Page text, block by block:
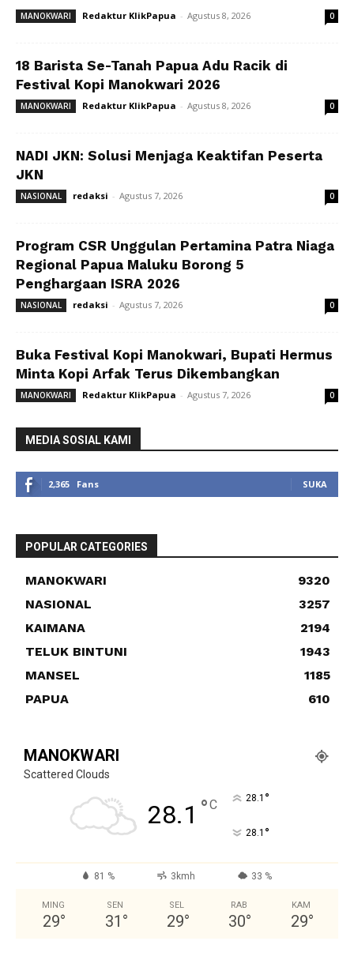
MANOKWARI Redaktur KlikPapua - Agustus 8, 2026 0
18 Barista Se-Tanah Papua Adu Racik di
Festival Kopi Manokwari 2026
MANOKWARI Redaktur KlikPapua - Agustus 8, 2026 0
NADI JKN: Solusi Menjaga Keaktifan Peserta
JKN
NASIONAL redaksi - Agustus 7, 2026 0
Program CSR Unggulan Pertamina Patra Niaga
Regional Papua Maluku Borong 5
Penghargaan ISRA 2026
NASIONAL redaksi - Agustus 7, 2026 0
Buka Festival Kopi Manokwari, Bupati Hermus
Minta Kopi Arfak Terus Dikembangkan
MANOKWARI Redaktur KlikPapua - Agustus 7, 2026 0
MEDIA SOSIAL KAMI
2,365 Fans SUKA
POPULAR CATEGORIES
MANOKWARI
9320
NASIONAL
3257
KAIMANA
2194
TELUK BINTUNI
1943
MANSEL
1185
PAPUA
610
MANOKWARI
Scattered Clouds
28.1 °C 28.1 °
28.1 °
81 % 3kmh 33 %
MING
29°
SEN
31 °
SEL
29°
RAB
30°
KAM
29°